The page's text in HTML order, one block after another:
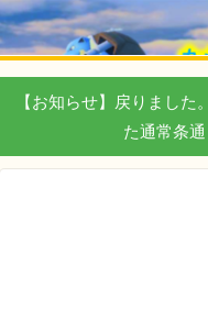
【お知らせ】戻りまし
た通常条通